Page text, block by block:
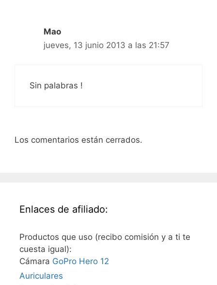
Mao
jueves, 13 junio 2013 a las 21:57
Sin palabras !
Los comentarios están cerrados.
Enlaces de afiliado:
Productos que uso (recibo comisión y a ti te
cuesta igual):
Cámara GoPro Hero 12
Auriculares